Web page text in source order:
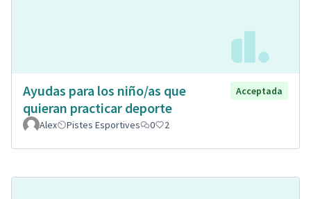
Ayudas para los niño/as que
quieran practicar deporte
Acceptada
Alex Pistes Esportives 0 2